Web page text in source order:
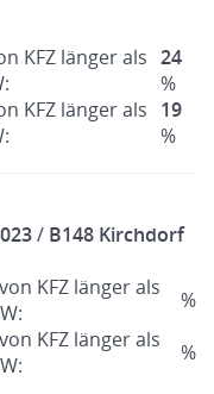
KFZ länger als 24
%
KFZ länger als 19
%
/ B148 Kirchdorf
KFZ länger als
%
KFZ länger als
%